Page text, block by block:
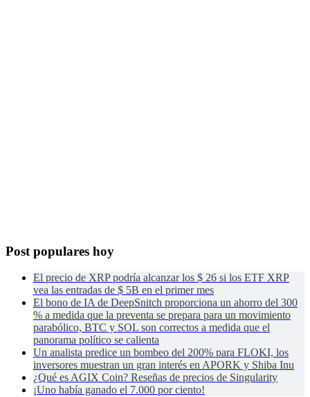
Post populares hoy
El precio de XRP podría alcanzar los $ 26 si los ETF XRP
vea las entradas de $ 5B en el primer mes
El bono de IA de DeepSnitch proporciona un ahorro del 300
% a medida que la preventa se prepara para un movimiento
parabólico, BTC y SOL son correctos a medida que el
panorama político se calienta
Un analista predice un bombeo del 200% para FLOKI, los
inversores muestran un gran interés en APORK y Shiba Inu
¿Qué es AGIX Coin? Reseñas de precios de Singularity
¡Uno había ganado el 7.000 por ciento!